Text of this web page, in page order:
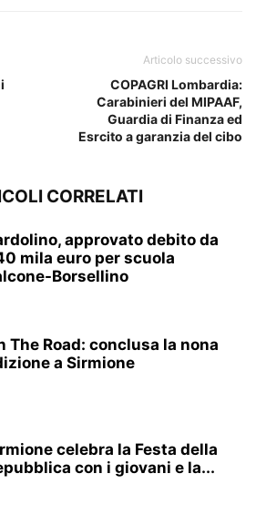
Articolo successivo
COPAGRI Lombardia:
Carabinieri del MIPAAF,
Guardia di Finanza ed
Esrcito a garanzia del cibo
CORRELATI
approvato debito da
mila euro per scuola
Borsellino
The Road: conclusa la nona
a Sirmione
celebra la Festa della
con i giovani e la...